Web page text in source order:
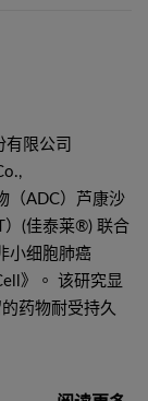
限公司
（ADC）芦康沙
）(佳泰莱®) 联合
小细胞肺癌
》。 该研究显
药物耐受持久